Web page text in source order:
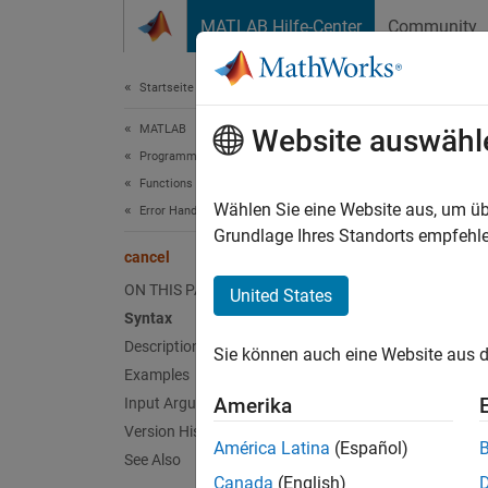
MATLAB Hilfe-Center Community
Startseite der Dokumentation
MATLAB
Programming
Functions
Error Handling
cancel
ON THIS PAGE
Syntax
Description
Examples
Input Arguments
Version History
See Also
Since
Website
Wählen Sie eine Website aus, um
Grundlage Ihres Standorts
United States
Sie können auch eine Website aus
Amerika
América Latina (Español)
Canada (English)